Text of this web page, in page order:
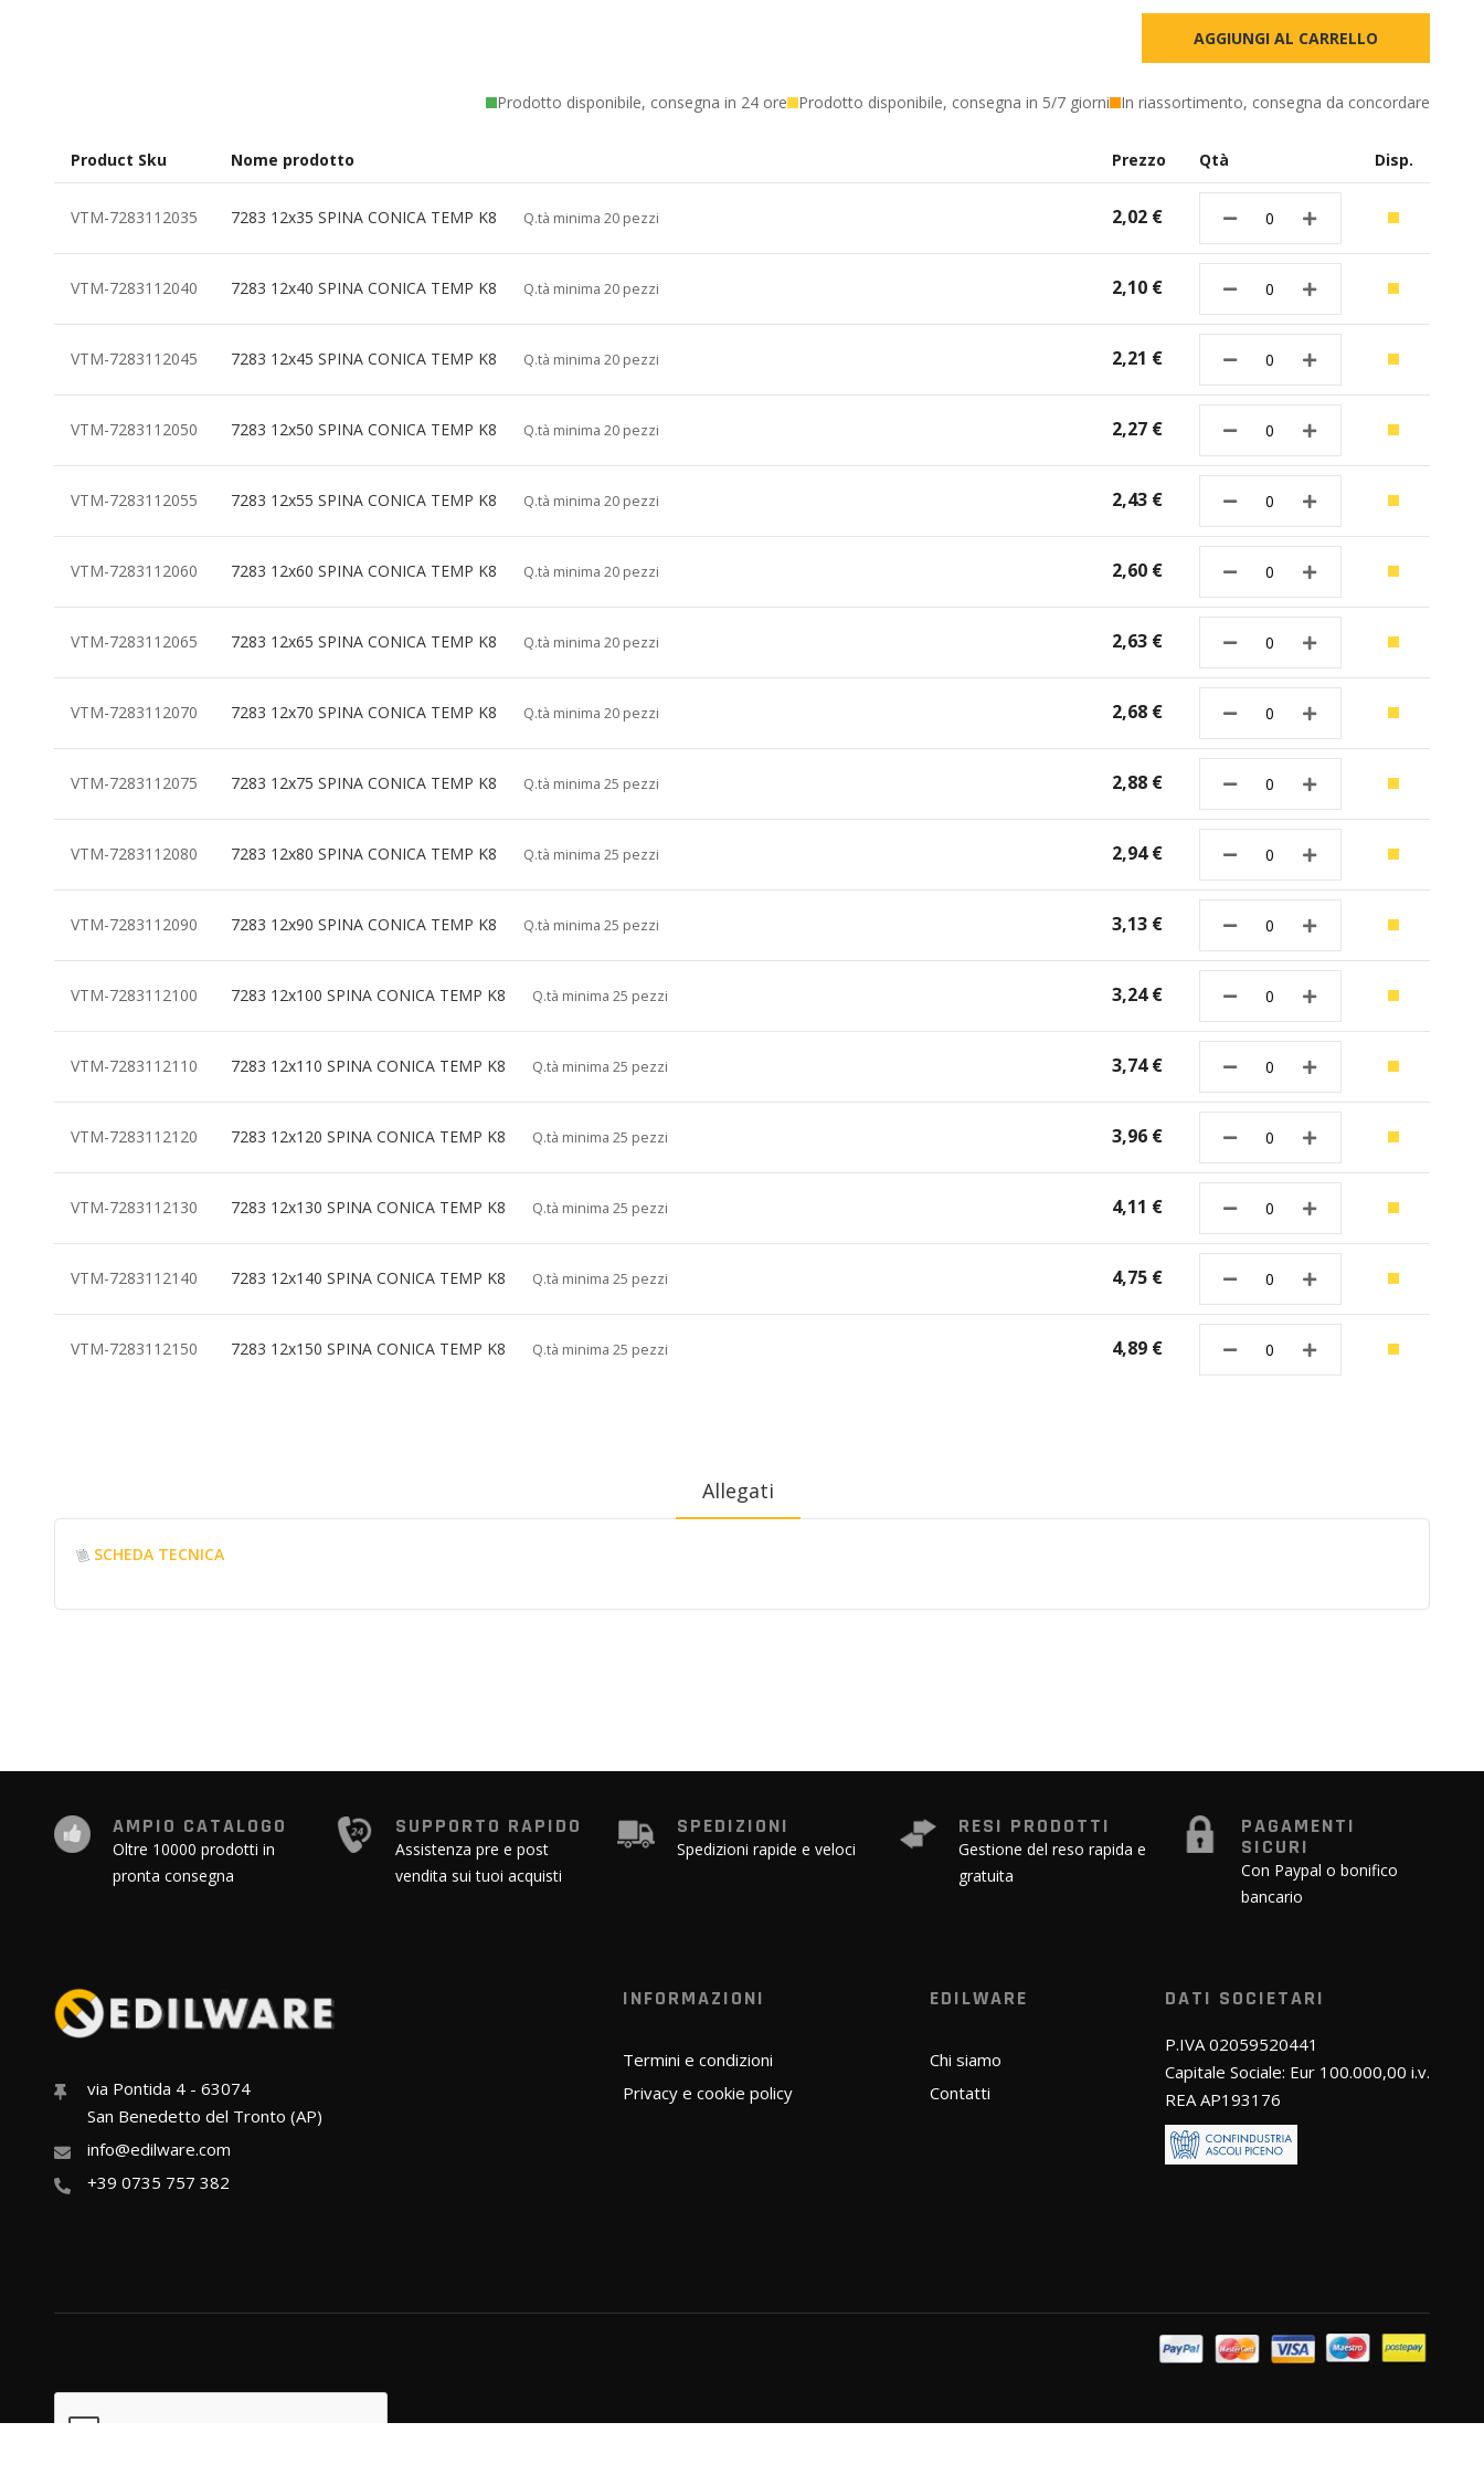
AGGIUNGI AL CARRELLO
Prodotto disponibile, consegna in 24 ore Prodotto disponibile, consegna in 5/7 giorni In riassortimento, consegna da concordare
prodotti
raggruppati
Product Sku Nome prodotto Prezzo Qtà Disp.
VTM-7283112035 7283 12x35 SPINA CONICA TEMP K8 Q.tà minima 20 pezzi 2,02 €
VTM-7283112040 7283 12x40 SPINA CONICA TEMP K8 Q.tà minima 20 pezzi 2,10 €
VTM-7283112045 7283 12x45 SPINA CONICA TEMP K8 Q.tà minima 20 pezzi 2,21 €
VTM-7283112050 7283 12x50 SPINA CONICA TEMP K8 Q.tà minima 20 pezzi 2,27 €
VTM-7283112055 7283 12x55 SPINA CONICA TEMP K8 Q.tà minima 20 pezzi 2,43 €
VTM-7283112060 7283 12x60 SPINA CONICA TEMP K8 Q.tà minima 20 pezzi 2,60 €
VTM-7283112065 7283 12x65 SPINA CONICA TEMP K8 Q.tà minima 20 pezzi 2,63 €
VTM-7283112070 7283 12x70 SPINA CONICA TEMP K8 Q.tà minima 20 pezzi 2,68 €
VTM-7283112075 7283 12x75 SPINA CONICA TEMP K8 Q.tà minima 25 pezzi 2,88 €
VTM-7283112080 7283 12x80 SPINA CONICA TEMP K8 Q.tà minima 25 pezzi 2,94 €
VTM-7283112090 7283 12x90 SPINA CONICA TEMP K8 Q.tà minima 25 pezzi 3,13 €
VTM-7283112100 7283 12x100 SPINA CONICA TEMP K8 Q.tà minima 25 pezzi 3,24 €
VTM-7283112110 7283 12x110 SPINA CONICA TEMP K8 Q.tà minima 25 pezzi 3,74 €
VTM-7283112120 7283 12x120 SPINA CONICA TEMP K8 Q.tà minima 25 pezzi 3,96 €
VTM-7283112130 7283 12x130 SPINA CONICA TEMP K8 Q.tà minima 25 pezzi 4,11 €
VTM-7283112140 7283 12x140 SPINA CONICA TEMP K8 Q.tà minima 25 pezzi 4,75 €
VTM-7283112150 7283 12x150 SPINA CONICA TEMP K8 Q.tà minima 25 pezzi 4,89 €
Allegati
SCHEDA TECNICA
AMPIO CATALOGO
Oltre 10000 prodotti in
pronta consegna
SUPPORTO RAPIDO
Assistenza pre e post
vendita sui tuoi acquisti
SPEDIZIONI
Spedizioni rapide e veloci
RESI PRODOTTI
Gestione del reso rapida e
gratuita
PAGAMENTI
SICURI
Con Paypal o bonifico
bancario
via Pontida 4 - 63074
San Benedetto del Tronto (AP)
info@edilware.com
+39 0735 757 382
INFORMAZIONI
Termini e condizioni
Privacy e cookie policy
EDILWARE
Chi siamo
Contatti
DATI SOCIETARI
P.IVA 02059520441
Capitale Sociale: Eur 100.000,00 i.v.
REA AP193176